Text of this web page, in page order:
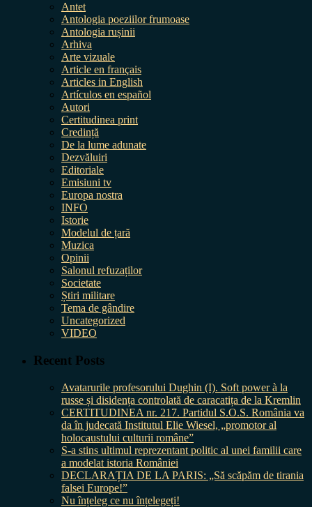
Antet
Antologia poeziilor frumoase
Antologia rușinii
Arhiva
Arte vizuale
Article en français
Articles in English
Artículos en español
Autori
Certitudinea print
Credință
De la lume adunate
Dezvăluiri
Editoriale
Emisiuni tv
Europa nostra
INFO
Istorie
Modelul de țară
Muzica
Opinii
Salonul refuzaților
Societate
Știri militare
Tema de gândire
Uncategorized
VIDEO
Recent Posts
Avatarurile profesorului Dughin (I). Soft power à la
russe și disidența controlată de caracatița de la Kremlin
CERTITUDINEA nr. 217. Partidul S.O.S. România va
da în judecată Institutul Elie Wiesel, „promotor al
holocaustului culturii române”
S-a stins ultimul reprezentant politic al unei familii care
a modelat istoria României
DECLARAȚIA DE LA PARIS: „Să scăpăm de tirania
falsei Europe!”
Nu înțeleg ce nu înțelegeți!